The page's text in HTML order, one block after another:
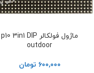
ماژول فولکالر p10 3in1 DIP
outdoor
۶۰۰,۰۰۰ تومان